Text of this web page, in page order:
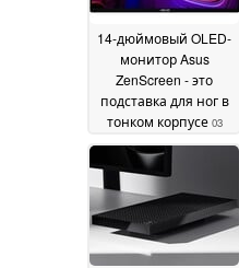
14-дюймовый OLED-
монитор Asus
ZenScreen - это
подставка для ног в
тонком корпусе 03
June 2026